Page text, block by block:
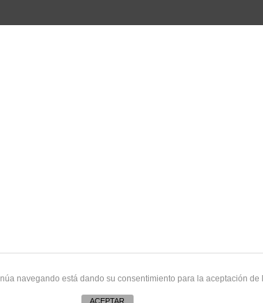
navegando está dando su consentimiento para la aceptación
ACEPTAR